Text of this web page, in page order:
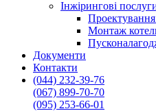
Інжірингові
Проектування
Монтаж
Документи
Контакти
(044) 232-39-76
(067) 899-70-70
(095) 253-66-01